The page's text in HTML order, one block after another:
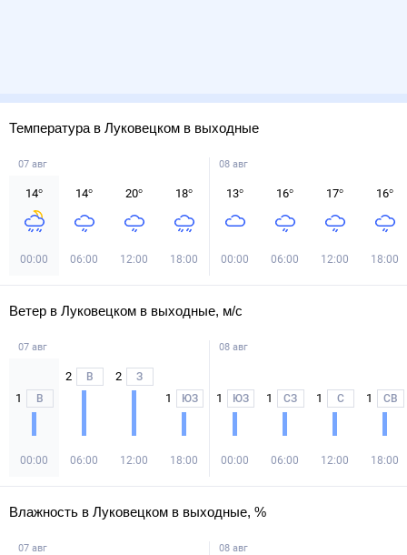
Температура в Луковецком в выходные
07 авг
14°
00:00
14°
06:00
20°
12:00
18°
18:00
08 авг
13°
00:00
16°
06:00
17°
12:00
16°
18:00
Ветер в Луковецком в выходные, м/с
07 авг
1 В
00:00
2 В
06:00
2 З
12:00
1 ЮЗ
18:00
08 авг
1 ЮЗ
00:00
1 СЗ
06:00
1 С
12:00
1 СВ
18:00
Влажность в Луковецком в выходные, %
07 авг 08 авг